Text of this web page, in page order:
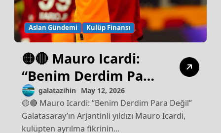
Aslan Gündemi Kulüp Finansı
🟡🔴 Mauro Icardi:
“Benim Derdim Para
Değil”
galatazihin May 12, 2026
🟡🔴 Mauro Icardi: “Benim Derdim Para Değil”
Galatasaray’ın Arjantinli yıldızı Mauro Icardi,
kulüpten ayrılma fikrinin...